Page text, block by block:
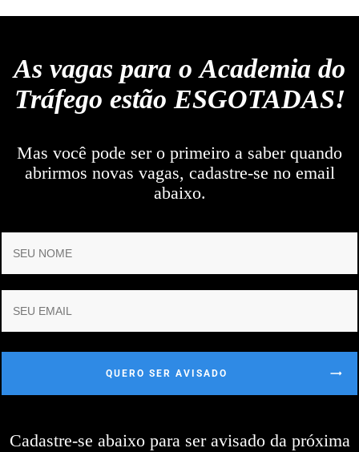
As vagas para oAcademia do
Tráfego estão ESGOTADAS!
Mas você pode ser o primeiro a saber quando
abrirmos novas vagas, cadastre-se no email
abaixo.
QUERO SER AVISADO
Cadastre-se abaixo para ser avisado da próxima